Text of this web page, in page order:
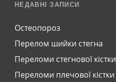
НЕДАВНІ ЗАПИСИ
Остеопороз
Перелом шийки стегна
Переломи стегнової кістки
Переломи плечової кістки